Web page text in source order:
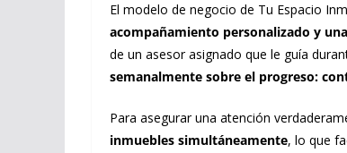
El modelo de negocio de Tu Espacio
acompañamiento personalizado y
de un asesor asignado que le guía
semanalmente sobre el progreso:
Para asegurar una atención
inmuebles simultáneamente, lo que